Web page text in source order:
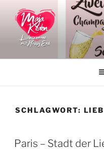
Inhalt
springen
MAJA
SCHLAGWORT:
VERÖFFENTLICHT
AM
Paris – Stadt der